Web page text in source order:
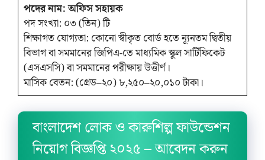
পদের নাম: অফিস সহায়ক
পদ সংখ্যা: ০৩ (তিন) টি
শিক্ষাগত যোগ্যতা: কোনো স্বীকৃত বোর্ড হতে ন্যূনতম দ্বিতীয়
বিভাগ বা সমমানের জিপিএ-তে মাধ্যমিক স্কুল সার্টিফিকেট
(এসএসসি) বা সমমানের পরীক্ষায় উত্তীর্ণ।
মাসিক বেতন: (গ্রেড–২০) ৮,২৫০–২০,০১০ টাকা।
বাংলাদেশ লোক ও কারুশিল্প ফাউন্ডেশন
নিয়োগ বিজ্ঞপ্তি ২০২৫ – আবেদন করুন